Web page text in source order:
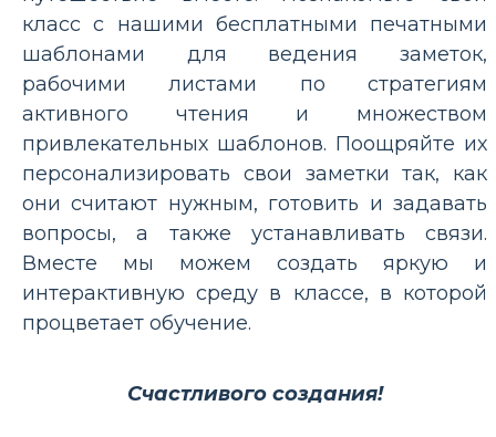
класс с нашими бесплатными печатными
шаблонами для ведения заметок,
рабочими листами по стратегиям
активного чтения и множеством
привлекательных шаблонов. Поощряйте их
персонализировать свои заметки так, как
они считают нужным, готовить и задавать
вопросы, а также устанавливать связи.
Вместе мы можем создать яркую и
интерактивную среду в классе, в которой
процветает обучение.
Счастливого создания!